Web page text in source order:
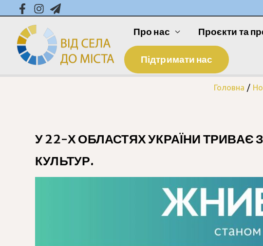
Про нас Проєкти та
Підтримати нас
Головна
У 22-Х ОБЛАСТЯХ УКРАЇНИ
КУЛЬТУР.